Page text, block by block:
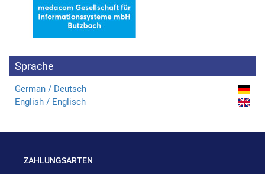
Sprache
German / Deutsch
English / Englisch
ZAHLUNGSARTEN